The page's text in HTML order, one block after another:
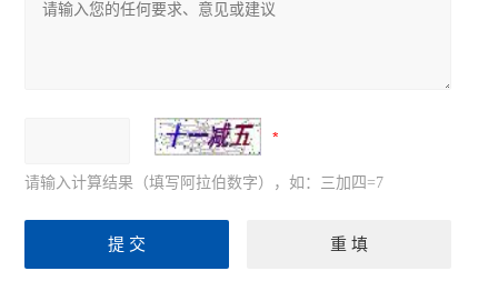
请输入计算结果（填写阿拉伯数字），如：三加四=7